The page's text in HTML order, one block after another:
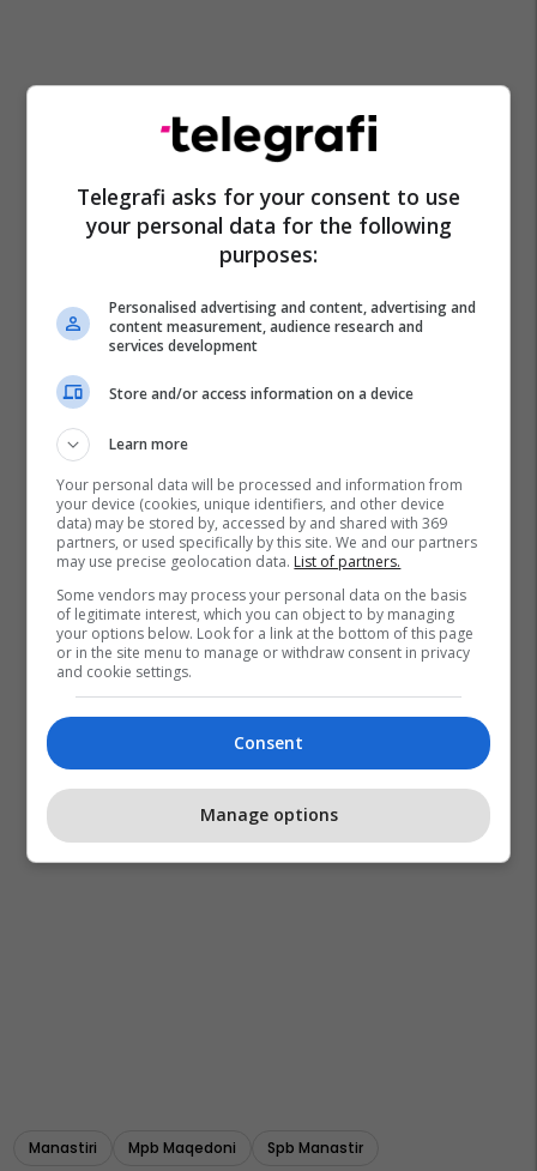
Manastiri Mpb Maqedoni Spb Manastir
Telegrafi asks for your consent to use
your personal data for the following
purposes:
Personalised advertising and content, advertising and
content measurement, audience research and
services development
Store and/or access information on a device
Learn more
Your personal data will be processed and information from
your device (cookies, unique identifiers, and other device
data) may be stored by, accessed by and shared with 369
partners, or used specifically by this site. We and our partners
may use precise geolocation data. List of partners.
Some vendors may process your personal data on the basis
of legitimate interest, which you can object to by managing
your options below. Look for a link at the bottom of this page
or in the site menu to manage or withdraw consent in privacy
and cookie settings.
Consent
Manage options